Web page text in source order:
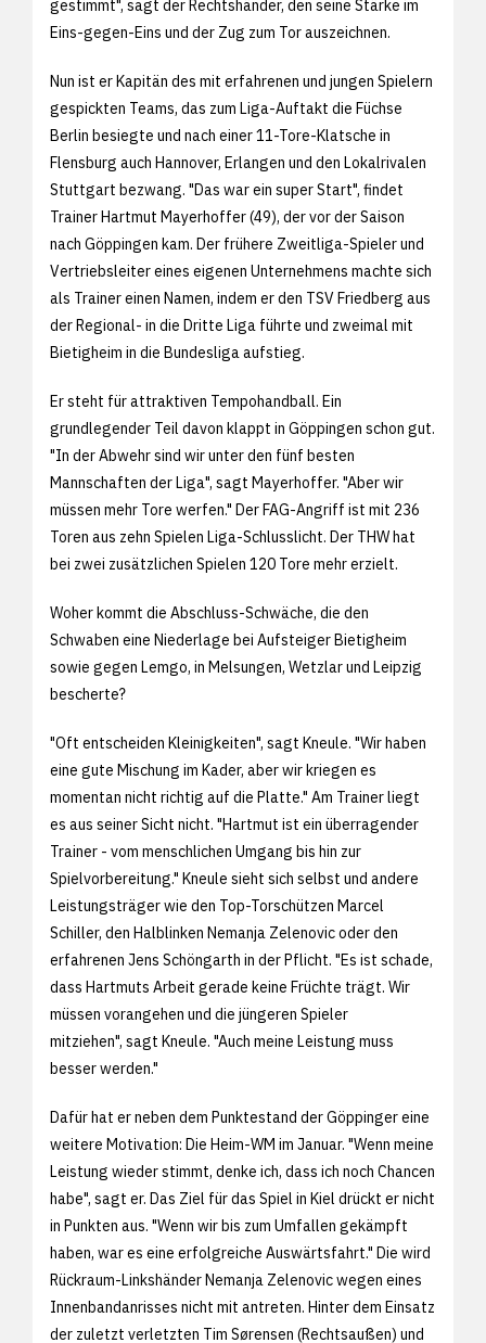
gestimmt", sagt der Rechtshänder, den seine Stärke im
Eins-gegen-Eins und der Zug zum Tor auszeichnen.
Nun ist er Kapitän des mit erfahrenen und jungen Spielern
gespickten Teams, das zum Liga-Auftakt die Füchse
Berlin besiegte und nach einer 11-Tore-Klatsche in
Flensburg auch Hannover, Erlangen und den Lokalrivalen
Stuttgart bezwang. "Das war ein super Start", findet
Trainer Hartmut Mayerhoffer (49), der vor der Saison
nach Göppingen kam. Der frühere Zweitliga-Spieler und
Vertriebsleiter eines eigenen Unternehmens machte sich
als Trainer einen Namen, indem er den TSV Friedberg aus
der Regional- in die Dritte Liga führte und zweimal mit
Bietigheim in die Bundesliga aufstieg.
Er steht für attraktiven Tempohandball. Ein
grundlegender Teil davon klappt in Göppingen schon gut.
"In der Abwehr sind wir unter den fünf besten
Mannschaften der Liga", sagt Mayerhoffer. "Aber wir
müssen mehr Tore werfen." Der FAG-Angriff ist mit 236
Toren aus zehn Spielen Liga-Schlusslicht. Der THW hat
bei zwei zusätzlichen Spielen 120 Tore mehr erzielt.
Woher kommt die Abschluss-Schwäche, die den
Schwaben eine Niederlage bei Aufsteiger Bietigheim
sowie gegen Lemgo, in Melsungen, Wetzlar und Leipzig
bescherte?
"Oft entscheiden Kleinigkeiten", sagt Kneule. "Wir haben
eine gute Mischung im Kader, aber wir kriegen es
momentan nicht richtig auf die Platte." Am Trainer liegt
es aus seiner Sicht nicht. "Hartmut ist ein überragender
Trainer - vom menschlichen Umgang bis hin zur
Spielvorbereitung." Kneule sieht sich selbst und andere
Leistungsträger wie den Top-Torschützen Marcel
Schiller, den Halblinken Nemanja Zelenovic oder den
erfahrenen Jens Schöngarth in der Pflicht. "Es ist schade,
dass Hartmuts Arbeit gerade keine Früchte trägt. Wir
müssen vorangehen und die jüngeren Spieler
mitziehen", sagt Kneule. "Auch meine Leistung muss
besser werden."
Dafür hat er neben dem Punktestand der Göppinger eine
weitere Motivation: Die Heim-WM im Januar. "Wenn meine
Leistung wieder stimmt, denke ich, dass ich noch Chancen
habe", sagt er. Das Ziel für das Spiel in Kiel drückt er nicht
in Punkten aus. "Wenn wir bis zum Umfallen gekämpft
haben, war es eine erfolgreiche Auswärtsfahrt." Die wird
Rückraum-Linkshänder Nemanja Zelenovic wegen eines
Innenbandanrisses nicht mit antreten. Hinter dem Einsatz
der zuletzt verletzten Tim Sørensen (Rechtsaußen) und